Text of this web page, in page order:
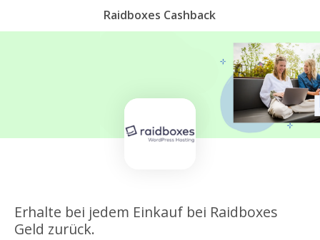
Raidboxes Cashback
Erhalte bei jedem Einkauf bei Raidboxes
Geld zurück.